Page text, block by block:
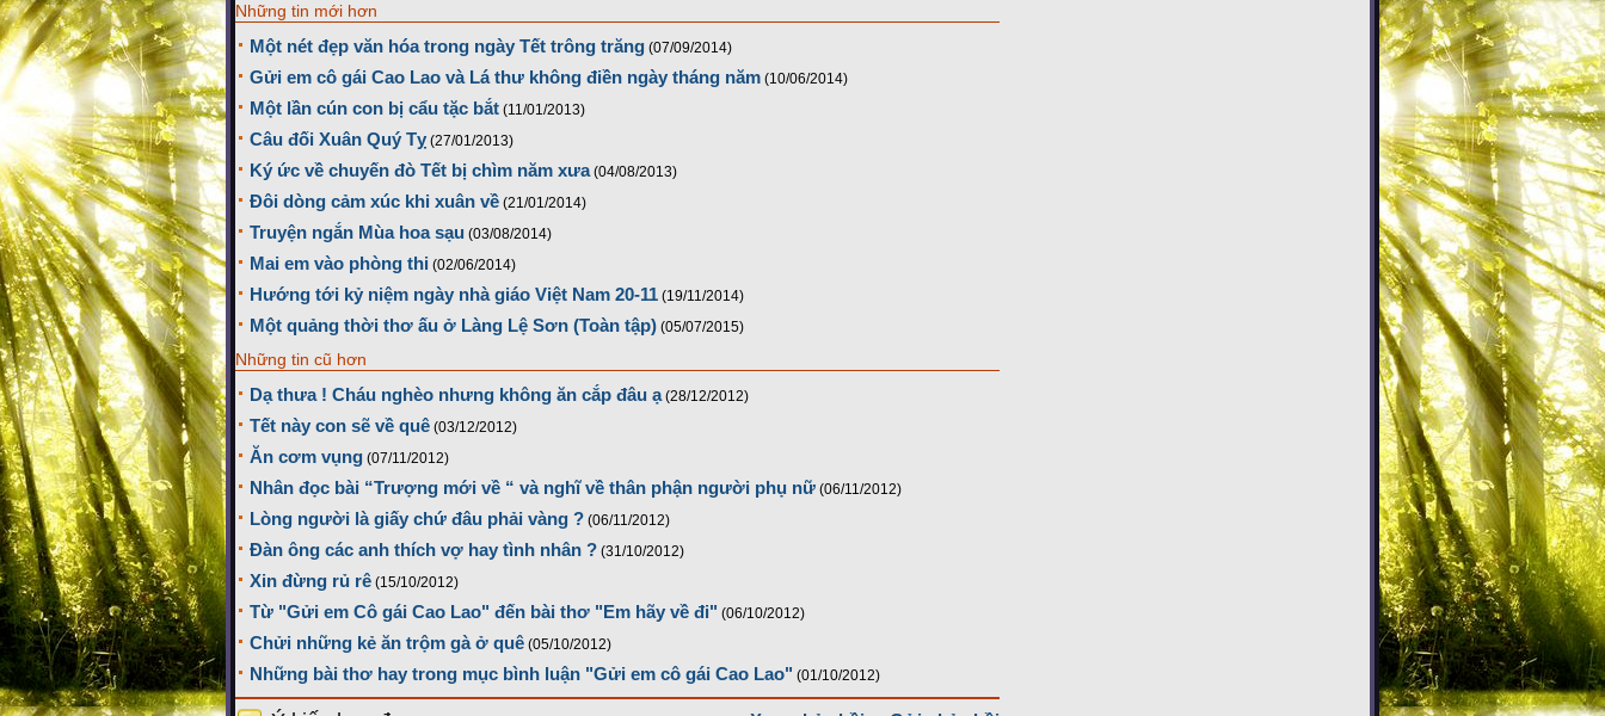
Những tin mới hơn
Một nét đẹp văn hóa trong ngày Tết trông trăng (07/09/2014)
Gửi em cô gái Cao Lao và Lá thư không điền ngày tháng năm (10/06/2014)
Một lần cún con bị cẩu tặc bắt (11/01/2013)
Câu đối Xuân Quý Tỵ (27/01/2013)
Ký ức về chuyến đò Tết bị chìm năm xưa (04/08/2013)
Đôi dòng cảm xúc khi xuân về (21/01/2014)
Truyện ngắn Mùa hoa sạu (03/08/2014)
Mai em vào phòng thi (02/06/2014)
Hướng tới kỷ niệm ngày nhà giáo Việt Nam 20-11 (19/11/2014)
Một quảng thời thơ ấu ở Làng Lệ Sơn (Toàn tập) (05/07/2015)
Những tin cũ hơn
Dạ thưa ! Cháu nghèo nhưng không ăn cắp đâu ạ (28/12/2012)
Tết này con sẽ về quê (03/12/2012)
Ăn cơm vụng (07/11/2012)
Nhân đọc bài “Trượng mới về “ và nghĩ về thân phận người phụ nữ (06/11/2012)
Lòng người là giấy chứ đâu phải vàng ? (06/11/2012)
Đàn ông các anh thích vợ hay tình nhân ? (31/10/2012)
Xin đừng rủ rê (15/10/2012)
Từ "Gửi em Cô gái Cao Lao" đến bài thơ "Em hãy về đi" (06/10/2012)
Chửi những kẻ ăn trộm gà ở quê (05/10/2012)
Những bài thơ hay trong mục bình luận "Gửi em cô gái Cao Lao" (01/10/2012)